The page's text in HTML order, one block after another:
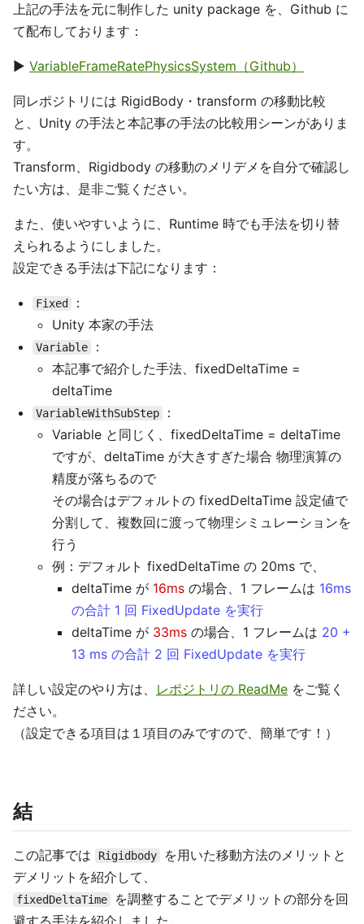
上記の手法を元に制作した unity package を、Github に
て配布しております：
▶ VariableFrameRatePhysicsSystem（Github）
同レポジトリには RigidBody・transform の移動比較
と、Unity の手法と本記事の手法の比較用シーンがありま
す。
Transform、Rigidbody の移動のメリデメを自分で確認し
たい方は、是非ご覧ください。
また、使いやすいように、Runtime 時でも手法を切り替
えられるようにしました。
設定できる手法は下記になります：
Fixed
：
Unity 本家の手法
Variable
：
本記事で紹介した手法、fixedDeltaTime =
deltaTime
VariableWithSubStep
：
Variable と同じく、fixedDeltaTime = deltaTime
ですが、deltaTime が大きすぎた場合 物理演算の
精度が落ちるので
その場合はデフォルトの fixedDeltaTime 設定値で
分割して、複数回に渡って物理シミュレーションを
行う
例：デフォルト fixedDeltaTime の 20ms で、
deltaTime が 16ms の場合、1 フレームは 16ms
の合計 1 回 FixedUpdate を実行
deltaTime が 33ms の場合、1 フレームは 20 +
13 ms の合計 2 回 FixedUpdate を実行
詳しい設定のやり方は、 レポジトリの ReadMe をご覧く
ださい。
（設定できる項目は１項目のみですので、簡単です！）
結
この記事では Rigidbody
を用いた移動方法のメリットと
デメリットを紹介して、
fixedDeltaTime
を調整することでデメリットの部分を回